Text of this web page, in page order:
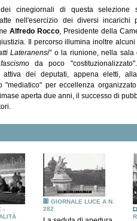
dei cinegiornali di questa
nell'esercizio dei diversi incarichi
Alfredo Rocco, Presidente della
Il percorso illumina inoltre
Lateranensi" o la riunione, nella
da poco
attiva dei deputati, appena eletti,
"mediatico" per eccellenza
aperta due anni, il successo di
-
GIORNALE LUCE A N.
282